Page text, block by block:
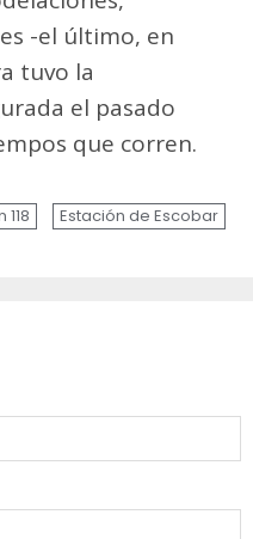
-el último, en
tuvo la
el pasado
que corren.
Estación de Escobar